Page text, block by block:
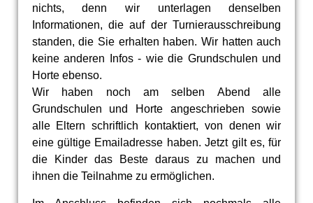
nichts, denn wir unterlagen denselben
Informationen, die auf der Turnierausschreibung
standen, die Sie erhalten haben. Wir hatten auch
keine anderen Infos - wie die Grundschulen und
Horte ebenso.
Wir haben noch am selben Abend alle
Grundschulen und Horte angeschrieben sowie
alle Eltern schriftlich kontaktiert, von denen wir
eine gültige Emailadresse haben. Jetzt gilt es, für
die Kinder das Beste daraus zu machen und
ihnen die Teilnahme zu ermöglichen.